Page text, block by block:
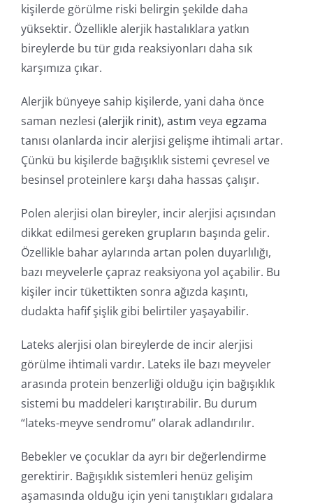
kişilerde görülme riski belirgin şekilde daha
yüksektir. Özellikle alerjik hastalıklara yatkın
bireylerde bu tür gıda reaksiyonları daha sık
karşımıza çıkar.
Alerjik bünyeye sahip kişilerde, yani daha önce
saman nezlesi (alerjik rinit), astım veya egzama
tanısı olanlarda incir alerjisi gelişme ihtimali artar.
Çünkü bu kişilerde bağışıklık sistemi çevresel ve
besinsel proteinlere karşı daha hassas çalışır.
Polen alerjisi olan bireyler, incir alerjisi açısından
dikkat edilmesi gereken grupların başında gelir.
Özellikle bahar aylarında artan polen duyarlılığı,
bazı meyvelerle çapraz reaksiyona yol açabilir. Bu
kişiler incir tükettikten sonra ağızda kaşıntı,
dudakta hafif şişlik gibi belirtiler yaşayabilir.
Lateks alerjisi olan bireylerde de incir alerjisi
görülme ihtimali vardır. Lateks ile bazı meyveler
arasında protein benzerliği olduğu için bağışıklık
sistemi bu maddeleri karıştırabilir. Bu durum
“lateks-meyve sendromu” olarak adlandırılır.
Bebekler ve çocuklar da ayrı bir değerlendirme
gerektirir. Bağışıklık sistemleri henüz gelişim
aşamasında olduğu için yeni tanıştıkları gıdalara